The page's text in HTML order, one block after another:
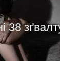
03.04.2026